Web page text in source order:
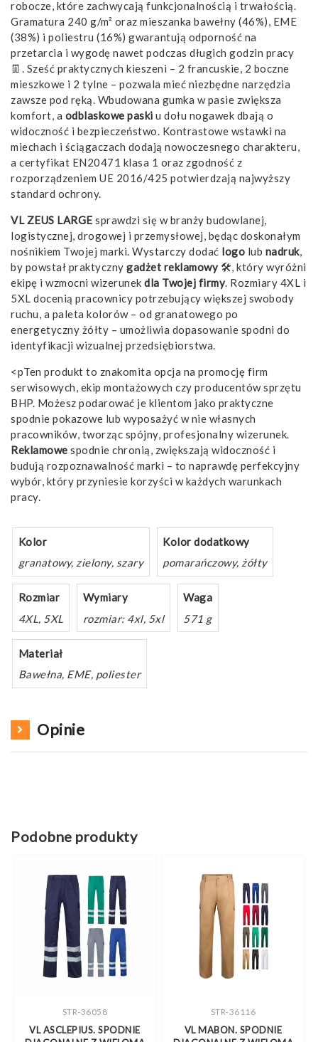
robocze, które zachwycają funkcjonalnością i trwałością.
Gramatura 240 g/m² oraz mieszanka bawełny (46%), EME
(38%) i poliestru (16%) gwarantują odporność na
przetarcia i wygodę nawet podczas długich godzin pracy
👖. Sześć praktycznych kieszeni – 2 francuskie, 2 boczne
mieszkowe i 2 tylne – pozwala mieć niezbędne narzędzia
zawsze pod ręką. Wbudowana gumka w pasie zwiększa
komfort, a odblaskowe paski u dołu nogawek dbają o
widoczność i bezpieczeństwo. Kontrastowe wstawki na
miechach i ściągaczach dodają nowoczesnego charakteru,
a certyfikat EN20471 klasa 1 oraz zgodność z
rozporządzeniem UE 2016/425 potwierdzają najwyższy
standard ochrony.
VL ZEUS LARGE sprawdzi się w branży budowlanej,
logistycznej, drogowej i przemysłowej, będąc doskonałym
nośnikiem Twojej marki. Wystarczy dodać logo lub nadruk,
by powstał praktyczny gadżet reklamowy🛠️, który wyróżni
ekipę i wzmocni wizerunek dla Twojej firmy. Rozmiary 4XL i
5XL docenią pracownicy potrzebujący większej swobody
ruchu, a paleta kolorów – od granatowego po
energetyczny żółty – umożliwia dopasowanie spodni do
identyfikacji wizualnej przedsiębiorstwa.
<pTen produkt to znakomita opcja na promocję firm
serwisowych, ekip montażowych czy producentów sprzętu
BHP. Możesz podarować je klientom jako praktyczne
spodnie pokazowe lub wyposażyć w nie własnych
pracowników, tworząc spójny, profesjonalny wizerunek.
Reklamowe spodnie chronią, zwiększają widoczność i
budują rozpoznawalność marki – to naprawdę perfekcyjny
wybór, który przyniesie korzyści w każdych warunkach
pracy.
Kolor
granatowy, zielony, szary
Kolor dodatkowy
pomarańczowy, żółty
Rozmiar
4XL, 5XL
Wymiary
rozmiar: 4xl, 5xl
Waga
571 g
Materiał
Bawełna, EME, poliester
Opinie
Podobne produkty
STR-36058
VL ASCLEPIUS. SPODNIE
STR-36116
VL MABON. SPODNIE